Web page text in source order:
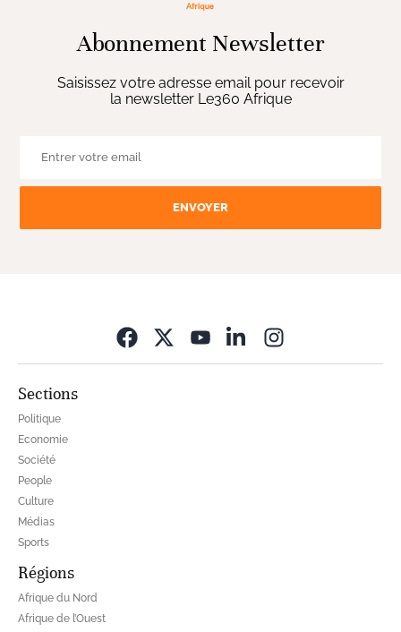
Abonnement Newsletter
Saisissez votre adresse email pour recevoir
la newsletter Le360 Afrique
ENVOYER
Sections
Politique
Economie
Société
People
Culture
Médias
Sports
Régions
Afrique du Nord
Afrique de l’Ouest